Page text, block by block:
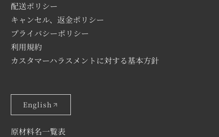
配送ポリシー
キャンセル、返金ポリシー
プライバシーポリシー
利用規約
カスタマーハラスメントに対する基本方針
English
原材料名一覧表